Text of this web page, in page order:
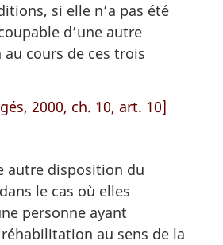
si elle n’a pas été
d’une autre
cours de ces trois
2000, ch. 10, art. 10]
autre disposition du
le cas où elles
personne ayant
au sens de la